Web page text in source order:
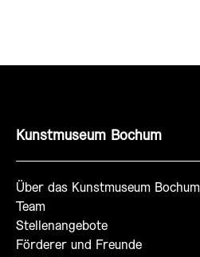
Kunstmuseum Bochum
Über das Kunstmuseum Bochum
Team
Stellenangebote
Förderer und Freunde